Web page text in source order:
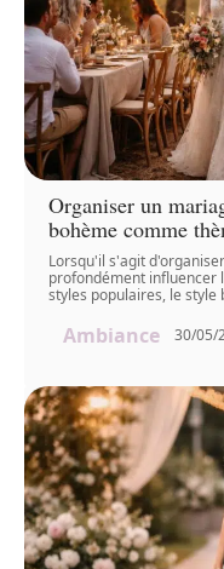
Organiser un
bohème comme
Lorsqu'il s'agit
profondément influencer
styles populaires, le style
Ambiance 30/05/